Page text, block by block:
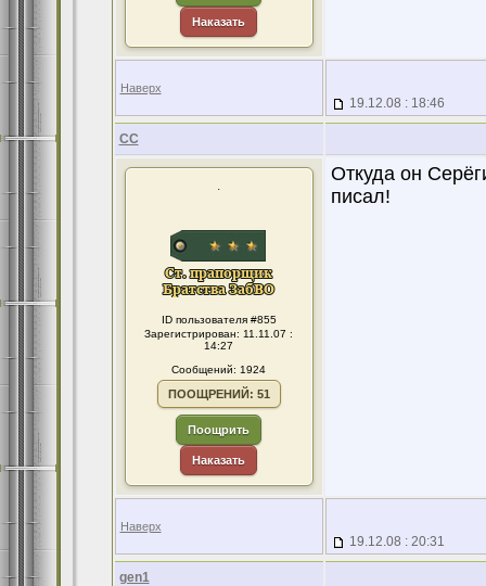
Наказать
Наверх
19.12.08 : 18:46
CC
.
ID пользователя #855
Зарегистрирован: 11.11.07 :
14:27
Сообщений: 1924
ПООЩРЕНИЙ: 51
Поощрить
Наказать
Откуда он
писал!
Наверх
19.12.08 : 20:31
gen1